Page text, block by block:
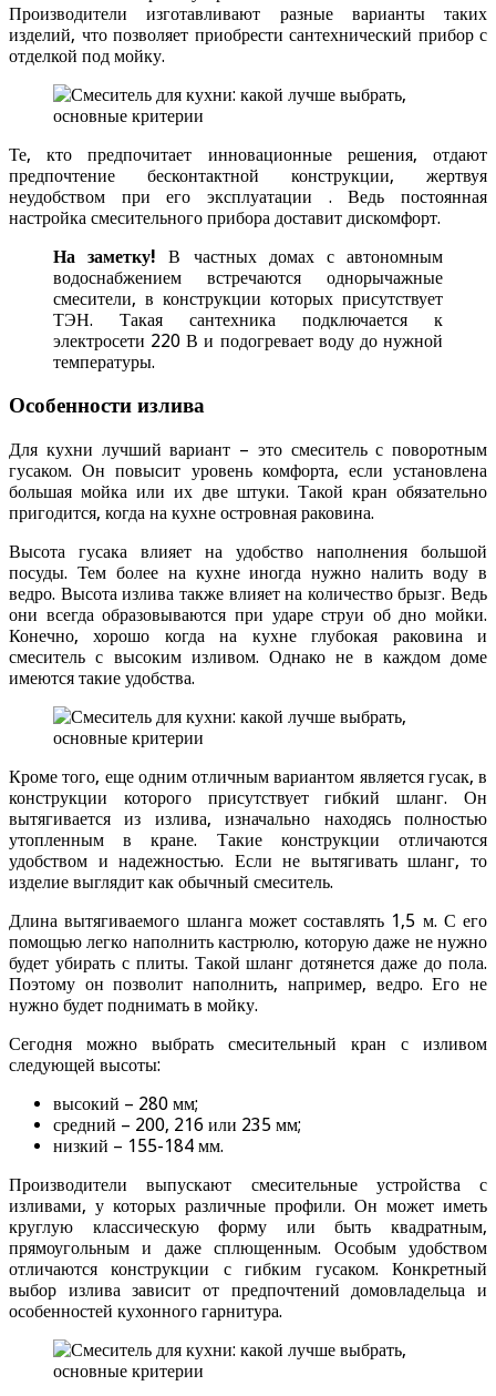
Производители изготавливают разные варианты таких
изделий, что позволяет приобрести сантехнический прибор с
отделкой под мойку.
Те, кто предпочитает инновационные решения, отдают
предпочтение бесконтактной конструкции, жертвуя
неудобством при его эксплуатации . Ведь постоянная
настройка смесительного прибора доставит дискомфорт.
На заметку! В частных домах с автономным
водоснабжением встречаются однорычажные
смесители, в конструкции которых присутствует
ТЭН. Такая сантехника подключается к
электросети 220 В и подогревает воду до нужной
температуры.
Особенности излива
Для кухни лучший вариант – это смеситель с поворотным
гусаком. Он повысит уровень комфорта, если установлена
большая мойка или их две штуки. Такой кран обязательно
пригодится, когда на кухне островная раковина.
Высота гусака влияет на удобство наполнения большой
посуды. Тем более на кухне иногда нужно налить воду в
ведро. Высота излива также влияет на количество брызг. Ведь
они всегда образовываются при ударе струи об дно мойки.
Конечно, хорошо когда на кухне глубокая раковина и
смеситель с высоким изливом. Однако не в каждом доме
имеются такие удобства.
Кроме того, еще одним отличным вариантом является гусак, в
конструкции которого присутствует гибкий шланг. Он
вытягивается из излива, изначально находясь полностью
утопленным в кране. Такие конструкции отличаются
удобством и надежностью. Если не вытягивать шланг, то
изделие выглядит как обычный смеситель.
Длина вытягиваемого шланга может составлять 1,5 м. С его
помощью легко наполнить кастрюлю, которую даже не нужно
будет убирать с плиты. Такой шланг дотянется даже до пола.
Поэтому он позволит наполнить, например, ведро. Его не
нужно будет поднимать в мойку.
Сегодня можно выбрать смесительный кран с изливом
следующей высоты:
высокий – 280 мм;
средний – 200, 216 или 235 мм;
низкий – 155-184 мм.
Производители выпускают смесительные устройства с
изливами, у которых различные профили. Он может иметь
круглую классическую форму или быть квадратным,
прямоугольным и даже сплющенным. Особым удобством
отличаются конструкции с гибким гусаком. Конкретный
выбор излива зависит от предпочтений домовладельца и
особенностей кухонного гарнитура.